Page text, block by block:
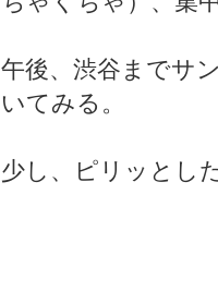
午後、渋谷までサ
いてみる。
少し、ピリッとし